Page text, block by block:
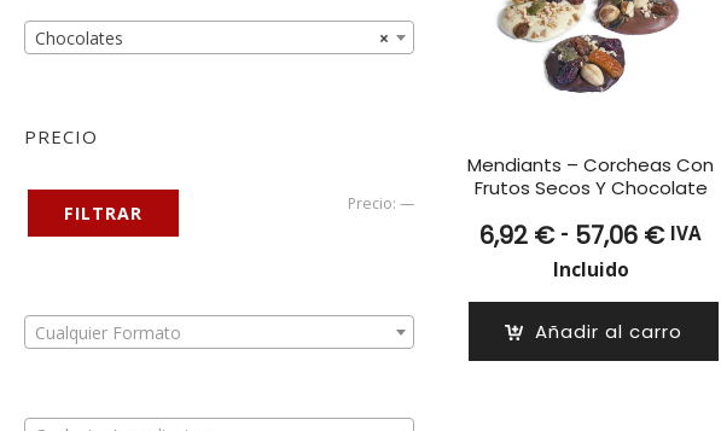
Mendiants – Corcheas Con
Frutos Secos Y Chocolate
6,92 € - 57,06 €Rango
6,92 €
IVA
Incluido
Añadir al carro
×
Chocolates
PRECIO
Precio
Precio
FILTRAR Precio: —
Cualquier Formato